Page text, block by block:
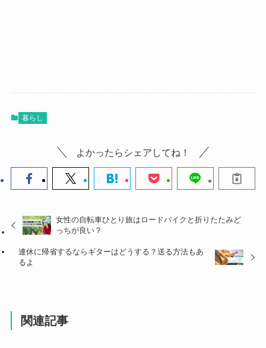
暮らし
よかったらシェアしてね！
女性の自転車ひとり旅はロードバイクと折りたたみど
っちが良い？
連休に帰省するならギターはどうする？送る方法もあ
るよ
関連記事